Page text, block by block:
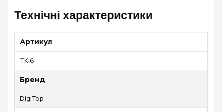
Технічні характеристики
Артикул
ТК-6
Бренд
DigiTop